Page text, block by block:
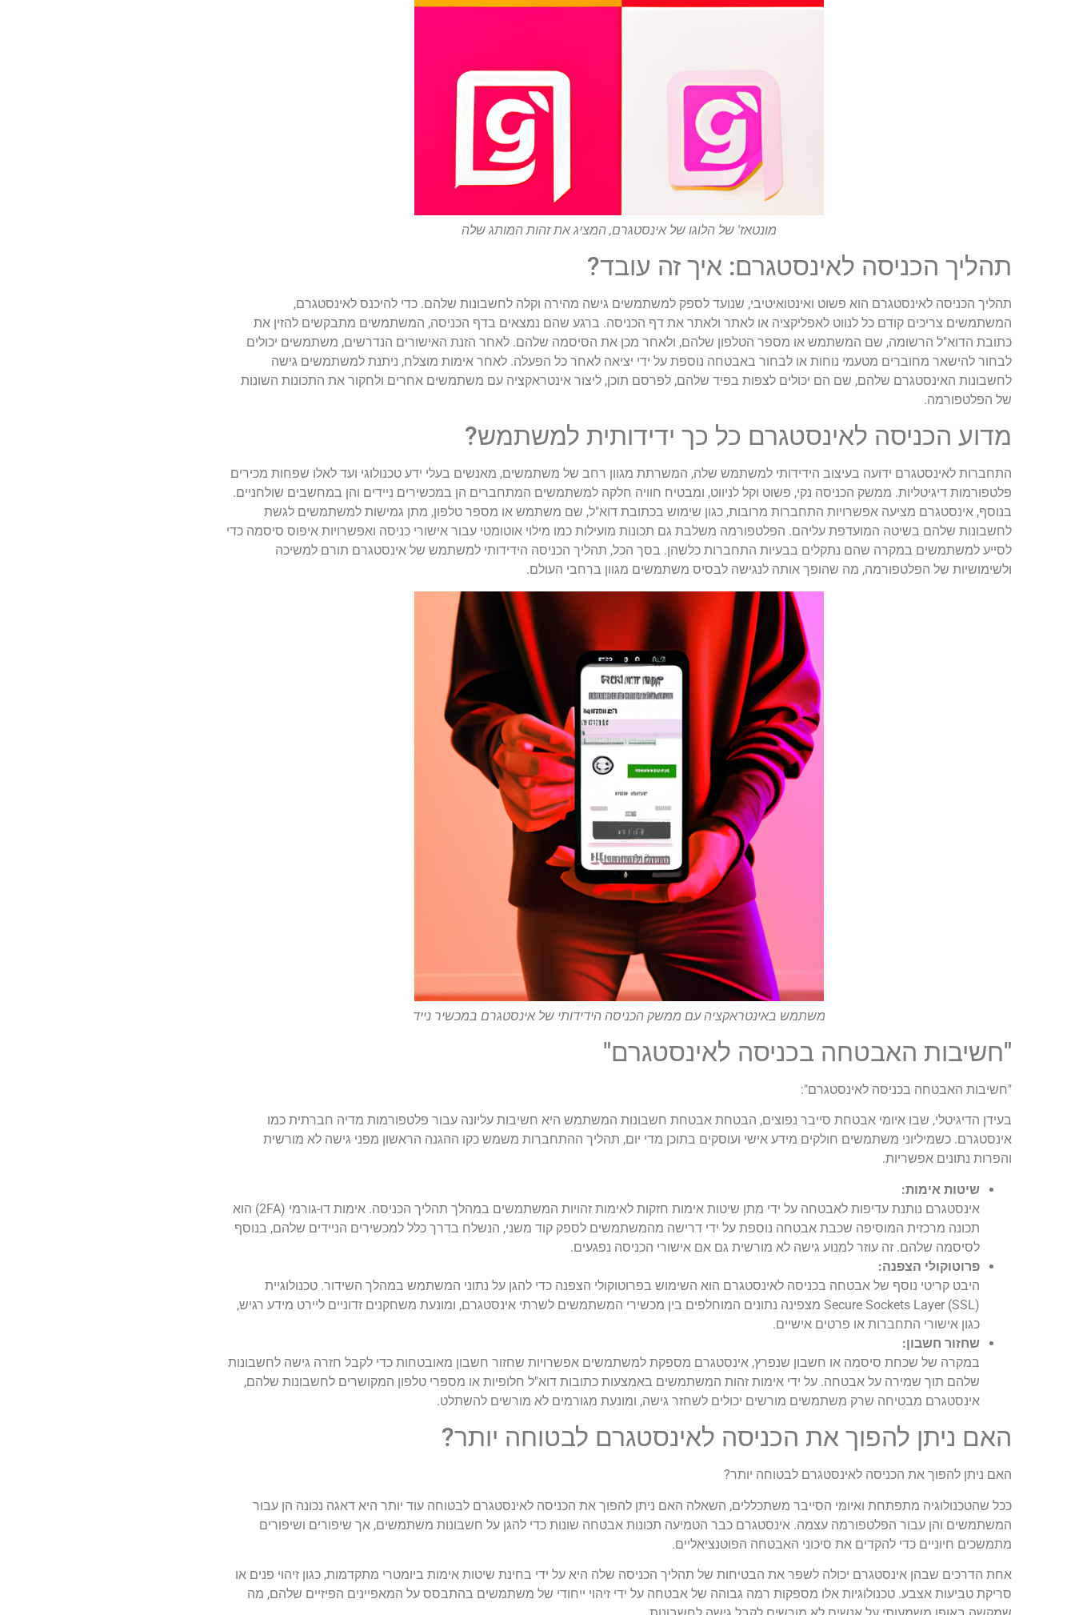
מונטאז' של הלוגו של אינסטגרם, המציג את זהות המותג שלה
תהליך הכניסה לאינסטגרם: איך זה עובד?
תהליך הכניסה לאינסטגרם הוא פשוט ואינטואיטיבי, שנועד לספק למשתמשים גישה מהירה וקלה לחשבונות שלהם. כדי להיכנס לאינסטגרם,
המשתמשים צריכים קודם כל לנווט לאפליקציה או לאתר ולאתר את דף הכניסה. ברגע שהם נמצאים בדף הכניסה, המשתמשים מתבקשים להזין את
כתובת הדוא"ל הרשומה, שם המשתמש או מספר הטלפון שלהם, ולאחר מכן את הסיסמה שלהם. לאחר הזנת האישורים הנדרשים, משתמשים יכולים
לבחור להישאר מחוברים מטעמי נוחות או לבחור באבטחה נוספת על ידי יציאה לאחר כל הפעלה. לאחר אימות מוצלח, ניתנת למשתמשים גישה
לחשבונות האינסטגרם שלהם, שם הם יכולים לצפות בפיד שלהם, לפרסם תוכן, ליצור אינטראקציה עם משתמשים אחרים ולחקור את התכונות השונות
של הפלטפורמה.
מדוע הכניסה לאינסטגרם כל כך ידידותית למשתמש?
התחברות לאינסטגרם ידועה בעיצוב הידידותי למשתמש שלה, המשרתת מגוון רחב של משתמשים, מאנשים בעלי ידע טכנולוגי ועד לאלו שפחות מכירים
פלטפורמות דיגיטליות. ממשק הכניסה נקי, פשוט וקל לניווט, ומבטיח חוויה חלקה למשתמשים המתחברים הן במכשירים ניידים והן במחשבים שולחניים.
בנוסף, אינסטגרם מציעה אפשרויות התחברות מרובות, כגון שימוש בכתובת דוא"ל, שם משתמש או מספר טלפון, מתן גמישות למשתמשים לגשת
לחשבונות שלהם בשיטה המועדפת עליהם. הפלטפורמה משלבת גם תכונות מועילות כמו מילוי אוטומטי עבור אישורי כניסה ואפשרויות איפוס סיסמה כדי
לסייע למשתמשים במקרה שהם נתקלים בבעיות התחברות כלשהן. בסך הכל, תהליך הכניסה הידידותי למשתמש של אינסטגרם תורם למשיכה
ולשימושיות של הפלטפורמה, מה שהופך אותה לנגישה לבסיס משתמשים מגוון ברחבי העולם.
משתמש באינטראקציה עם ממשק הכניסה הידידותי של אינסטגרם במכשיר נייד
"חשיבות האבטחה בכניסה לאינסטגרם"
"חשיבות האבטחה בכניסה לאינסטגרם":
בעידן הדיגיטלי, שבו איומי אבטחת סייבר נפוצים, הבטחת אבטחת חשבונות המשתמש היא חשיבות עליונה עבור פלטפורמות מדיה חברתית כמו
אינסטגרם. כשמיליוני משתמשים חולקים מידע אישי ועוסקים בתוכן מדי יום, תהליך ההתחברות משמש כקו ההגנה הראשון מפני גישה לא מורשית
והפרות נתונים אפשריות.
שיטות אימות:
אינסטגרם נותנת עדיפות לאבטחה על ידי מתן שיטות אימות חזקות לאימות זהויות המשתמשים במהלך תהליך הכניסה. אימות דו-גורמי (2FA) הוא
תכונה מרכזית המוסיפה שכבת אבטחה נוספת על ידי דרישה מהמשתמשים לספק קוד משני, הנשלח בדרך כלל למכשירים הניידים שלהם, בנוסף
לסיסמה שלהם. זה עוזר למנוע גישה לא מורשית גם אם אישורי הכניסה נפגעים.
פרוטוקולי הצפנה:
היבט קריטי נוסף של אבטחה בכניסה לאינסטגרם הוא השימוש בפרוטוקולי הצפנה כדי להגן על נתוני המשתמש במהלך השידור. טכנולוגיית
Secure Sockets Layer (SSL) מצפינה נתונים המוחלפים בין מכשירי המשתמשים לשרתי אינסטגרם, ומונעת משחקנים זדוניים ליירט מידע רגיש,
כגון אישורי התחברות או פרטים אישיים.
שחזור חשבון:
במקרה של שכחת סיסמה או חשבון שנפרץ, אינסטגרם מספקת למשתמשים אפשרויות שחזור חשבון מאובטחות כדי לקבל חזרה גישה לחשבונות
שלהם תוך שמירה על אבטחה. על ידי אימות זהות המשתמשים באמצעות כתובות דוא"ל חלופיות או מספרי טלפון המקושרים לחשבונות שלהם,
אינסטגרם מבטיחה שרק משתמשים מורשים יכולים לשחזר גישה, ומונעת מגורמים לא מורשים להשתלט.
האם ניתן להפוך את הכניסה לאינסטגרם לבטוחה יותר?
האם ניתן להפוך את הכניסה לאינסטגרם לבטוחה יותר?
ככל שהטכנולוגיה מתפתחת ואיומי הסייבר משתכללים, השאלה האם ניתן להפוך את הכניסה לאינסטגרם לבטוחה עוד יותר היא דאגה נכונה הן עבור
המשתמשים והן עבור הפלטפורמה עצמה. אינסטגרם כבר הטמיעה תכונות אבטחה שונות כדי להגן על חשבונות משתמשים, אך שיפורים ושיפורים
מתמשכים חיוניים כדי להקדים את סיכוני האבטחה הפוטנציאליים.
אחת הדרכים שבהן אינסטגרם יכולה לשפר את הבטיחות של תהליך הכניסה שלה היא על ידי בחינת שיטות אימות ביומטרי מתקדמות, כגון זיהוי פנים או
סריקת טביעות אצבע. טכנולוגיות אלו מספקות רמה גבוהה של אבטחה על ידי זיהוי ייחודי של משתמשים בהתבסס על המאפיינים הפיזיים שלהם, מה